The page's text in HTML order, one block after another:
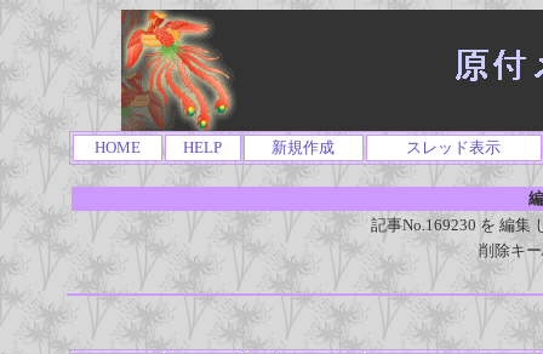
HOME HELP 新規作成 スレッド表示
記事No.169230 を 編集
削除キ